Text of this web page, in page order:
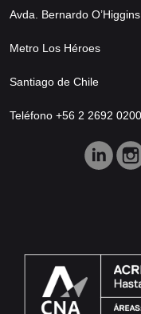
Avda. Bernardo
Metro Los Héroes
Santiago de Chile
Teléfono +56 2 2692 0200